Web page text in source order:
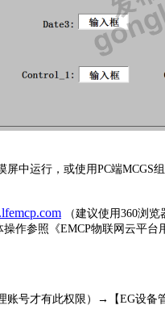
屏中运行，或使用PC端MCGS
om （建议使用360浏览
作参照《EMCP物联网云平
账号才有此权限 ） →【EG设备